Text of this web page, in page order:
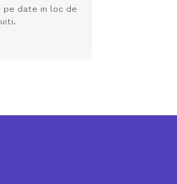
pe date in loc de